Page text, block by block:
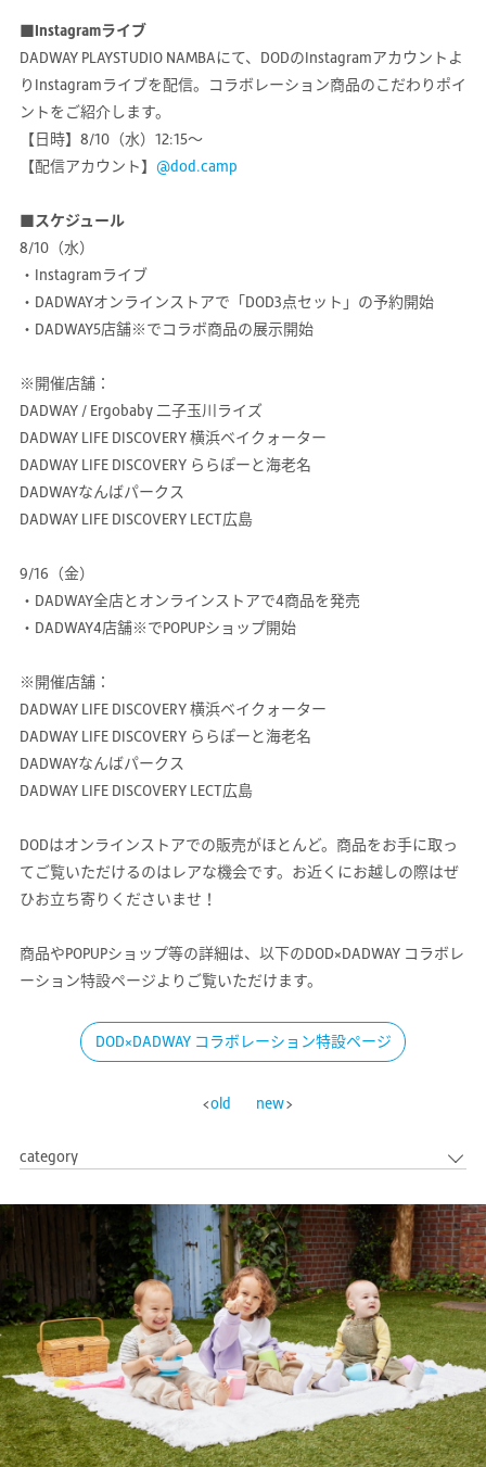
category
■Instagramライブ
DADWAY PLAYSTUDIO NAMBAにて、DODのInstagramアカウントよ
りInstagramライブを配信。コラボレーション商品のこだわりポイ
ントをご紹介します。
【日時】8/10（水）12:15～
【配信アカウント】 @dod.camp
■スケジュール
8/10（水）
・Instagramライブ
・DADWAYオンラインストアで「DOD3点セット」の予約開始
・DADWAY5店舗※でコラボ商品の展示開始
※開催店舗：
DADWAY / Ergobaby 二子玉川ライズ
DADWAY LIFE DISCOVERY 横浜ベイクォーター
DADWAY LIFE DISCOVERY ららぽーと海老名
DADWAYなんばパークス
DADWAY LIFE DISCOVERY LECT広島
9/16（金）
・DADWAY全店とオンラインストアで4商品を発売
・DADWAY4店舗※でPOPUPショップ開始
※開催店舗：
DADWAY LIFE DISCOVERY 横浜ベイクォーター
DADWAY LIFE DISCOVERY ららぽーと海老名
DADWAYなんばパークス
DADWAY LIFE DISCOVERY LECT広島
DODはオンラインストアでの販売がほとんど。商品をお手に取っ
てご覧いただけるのはレアな機会です。お近くにお越しの際はぜ
ひお立ち寄りくださいませ！
商品やPOPUPショップ等の詳細は、以下のDOD×DADWAY コラボレ
ーション特設ページよりご覧いただけます。
DOD×DADWAY コラボレーション特設ページ
old new